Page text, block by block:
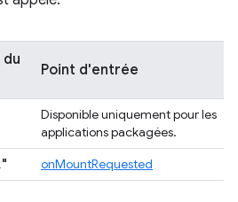
Point d'entrée
Disponible uniquement pour les
applications packagées.
onMountRequested